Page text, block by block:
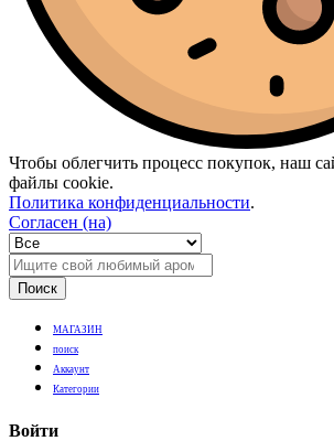
Чтобы облегчить процесс покупок, наш
файлы cookie.
Политика конфиденциальности.
Согласен (на)
Поиск
МАГАЗИН
поиск
Аккаунт
Категории
Войти